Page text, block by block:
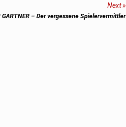
Next
GARTNER – Der vergessene Spielervermittler